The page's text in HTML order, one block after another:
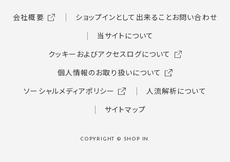
会社概要 ショップインとして出来ることお問い合わせ
当サイトについて
クッキーおよびアクセスログについて
個人情報のお取り扱いについて
ソーシャルメディアポリシー
人流解析について
サイトマップ
COPYRIGHT © SHOP IN.